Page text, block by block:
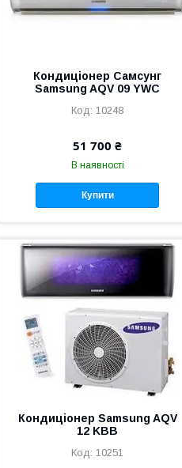
Кондиціонер Самсунг
Samsung AQV 09 YWC
10248
51 700 ₴
В наявності
Купити
Кондиціонер Samsung AQV
12 KBB
10251